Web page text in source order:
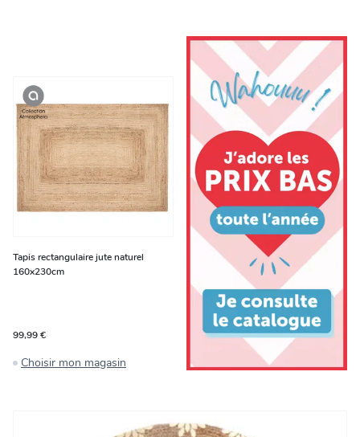
Bricolage et auto
Jardin et plein air
Tapis rectangulaire jute naturel
160x230cm
99,99 €
Choisir mon magasin